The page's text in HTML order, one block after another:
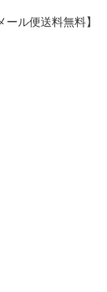
ル便送料無料】